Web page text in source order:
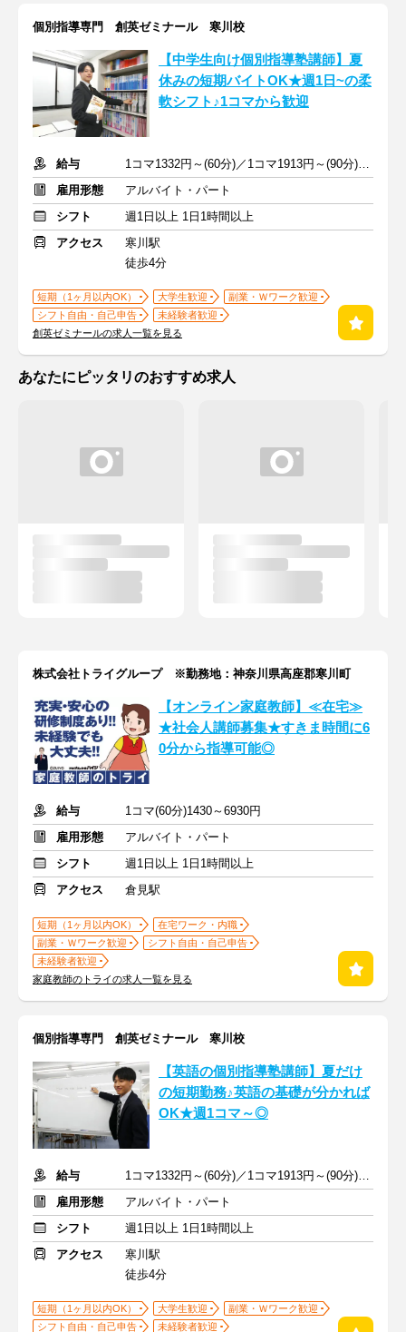
個別指導専門 創英ゼミナール 寒川校
【中学生向け個別指導塾講師】夏
休みの短期バイトOK★週1日~の柔
軟シフト♪1コマから歓迎
給与
1コマ1332円～(60分)／1コマ1913円～(90分) ※準備報告手当込み
雇用形態
アルバイト・パート
シフト
週1日以上 1日1時間以上
アクセス
寒川駅
徒歩4分
短期（1ヶ月以内OK） 大学生歓迎
副業・Ｗワーク歓迎
シフト自由・自己申告
未経験者歓迎
創英ゼミナールの求人一覧を見る
あなたにピッタリのおすすめ求人
株式会社トライグループ ※勤務地：神奈川県高座郡寒川町
【オンライン家庭教師】≪在宅≫
★社会人講師募集★すきま時間に6
0分から指導可能◎
給与
1コマ(60分)1430～6930円
雇用形態
アルバイト・パート
シフト
週1日以上 1日1時間以上
アクセス
倉見駅
短期（1ヶ月以内OK）
在宅ワーク・内職
副業・Ｗワーク歓迎
シフト自由・自己申告
未経験者歓迎
家庭教師のトライの求人一覧を見る
個別指導専門 創英ゼミナール 寒川校
【英語の個別指導塾講師】夏だけ
の短期勤務♪英語の基礎が分かれば
OK★週1コマ～◎
給与
1コマ1332円～(60分)／1コマ1913円～(90分) ※準備報告手当込み
雇用形態
アルバイト・パート
シフト
週1日以上 1日1時間以上
アクセス
寒川駅
徒歩4分
短期（1ヶ月以内OK） 大学生歓迎
副業・Ｗワーク歓迎
シフト自由・自己申告
未経験者歓迎